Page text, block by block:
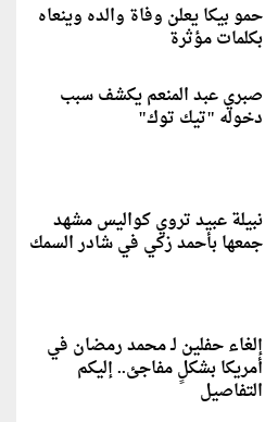
حمو بيكا يعلن وفاة والده وينعاه
بكلمات مؤثرة
صبري عبد المنعم يكشف سبب
دخوله "تيك توك"
نبيلة عبيد تروي كواليس مشهد
جمعها بأحمد زكي في شادر السمك
إلغاء حفلين لـ محمد رمضان في
أمريكا بشكلٍ مفاجئ.. إليكم
التفاصيل